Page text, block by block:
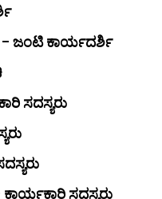
ಜಂಟಿ ಕಾರ್ಯದರ್ಶಿ
ಸದಸ್ಯರು
ಸದಸ್ಯರು